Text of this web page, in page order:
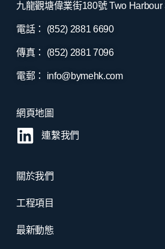
九龍觀塘偉業街180號 Two Harbour
電話： (852) 2881 6690
傳真： (852) 2881 7096
電郵： info@bymehk.com
網頁地圖
連繫我們
關於我們
工程項目
最新動態